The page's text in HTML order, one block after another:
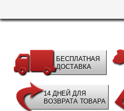
БЕСПЛАТНАЯ
ДОСТАВКА
14 ДНЕЙ ДЛЯ
ВОЗВРАТА ТОВАРА